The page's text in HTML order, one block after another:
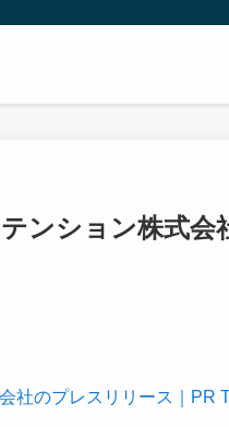
ンション株式
社のプレスリリース｜PR